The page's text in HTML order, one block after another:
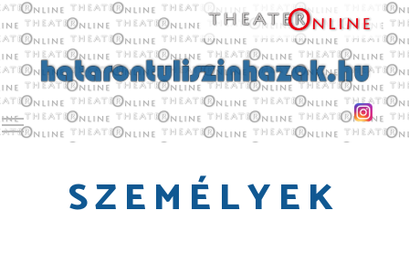
Toggle main menu visibility
SZEMÉLYEK